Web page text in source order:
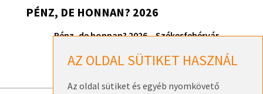
AZ OLDAL SÜTIKET HASZNÁL
Az oldal sütiket és egyéb nyomkövető
PÉNZ, DE HONNAN? 2026
Pénz, de honnan? 2026 – Székesfehérvár